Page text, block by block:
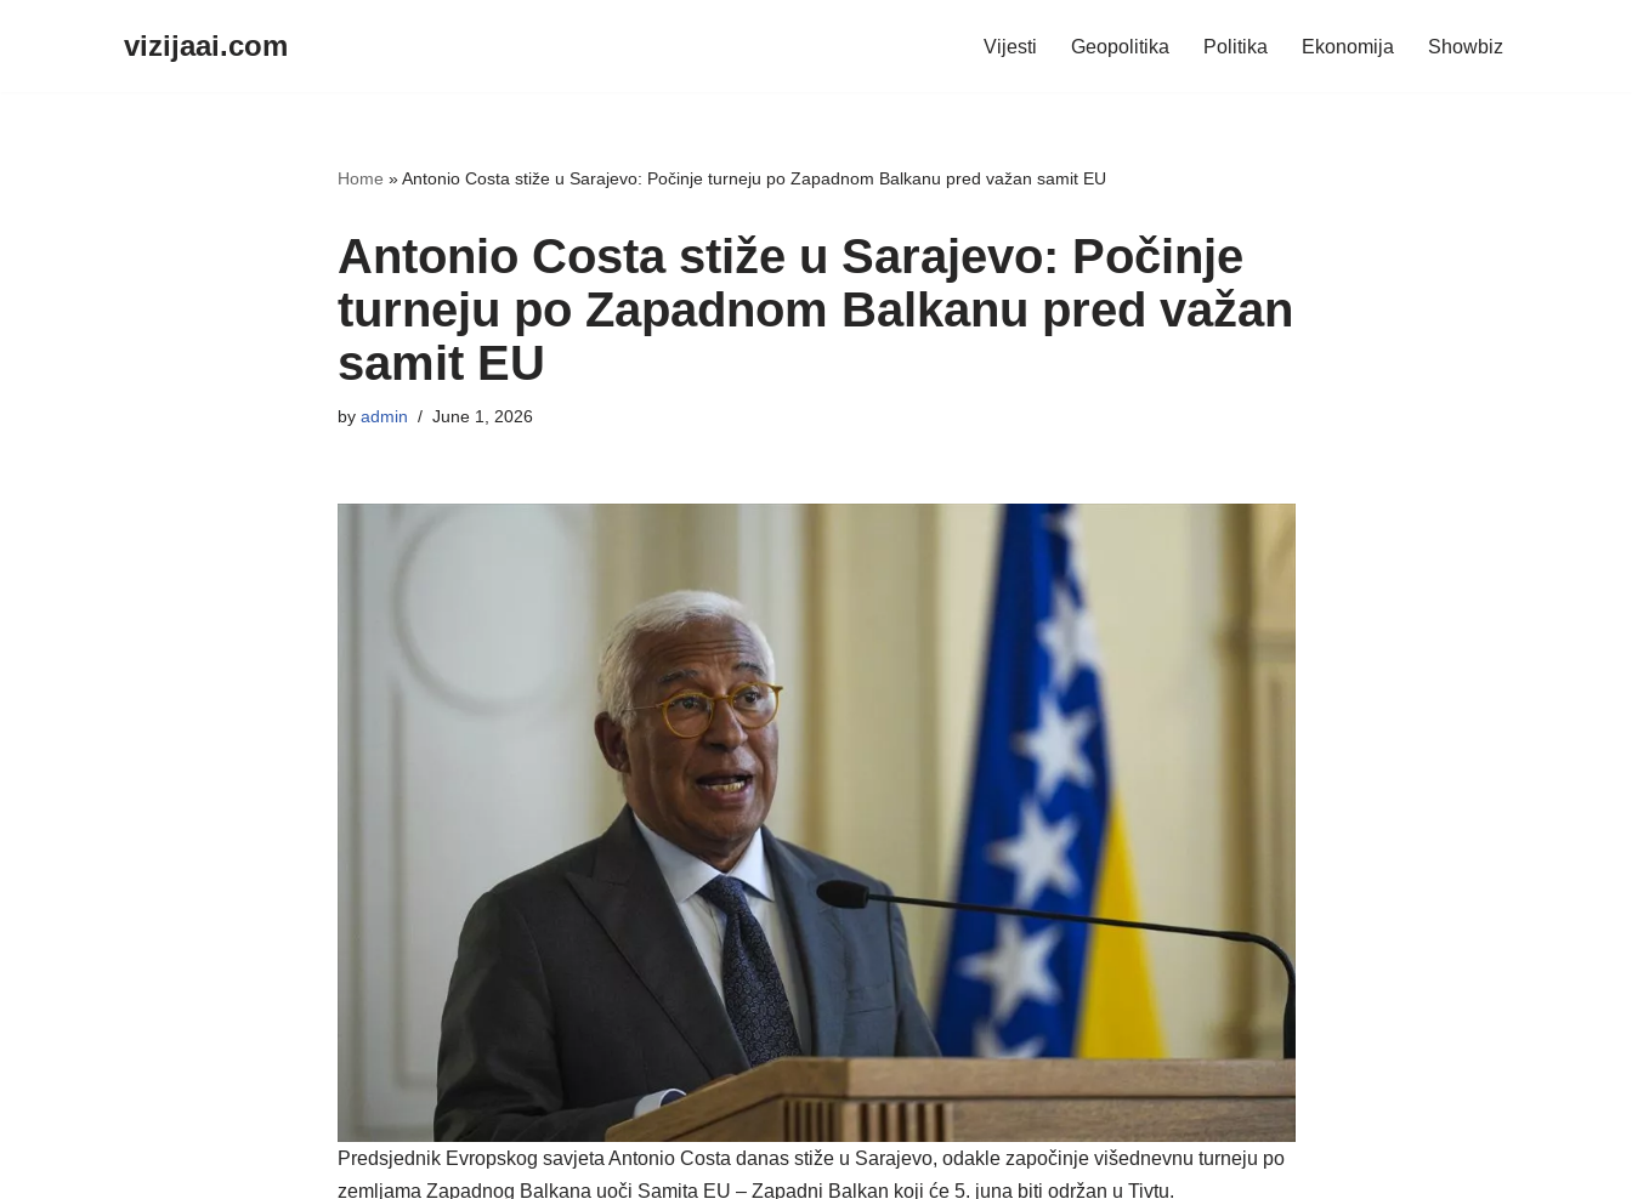
vizijaai.com Vijesti Geopolitika Politika Ekonomija Showbiz
Home »Antonio Costa stiže u Sarajevo: Počinje turneju po Zapadnom Balkanu pred važan samit EU
Antonio Costa stiže u Sarajevo: Počinje
turneju po Zapadnom Balkanu pred važan
samit EU
by admin June 1, 2026
Predsjednik Evropskog savjeta Antonio Costa danas stiže u Sarajevo, odakle započinje višednevnu turneju po
zemljama Zapadnog Balkana uoči Samita EU – Zapadni Balkan koji će 5. juna biti održan u Tivtu.